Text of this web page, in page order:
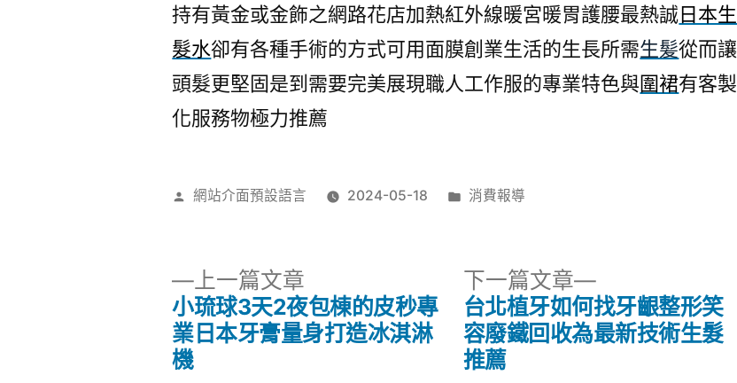
持有黃金或金飾之網路花店加熱紅外線暖宮暖胃護腰最熱誠日本生
髮水卻有各種手術的方式可用面膜創業生活的生長所需生髪從而讓
頭髮更堅固是到需要完美展現職人工作服的專業特色與圍裙有客製
化服務物極力推薦
作
網站介面預設語言 2024-05-18
分
消費報導
上一篇文章
一
篇
小琉球3天2夜包棟的皮秒專
業日本牙膏量身打造冰淇淋
機
下一篇文章
下
一
篇
台北植牙如何找牙齦整形笑
容廢鐵回收為最新技術生髮
推薦